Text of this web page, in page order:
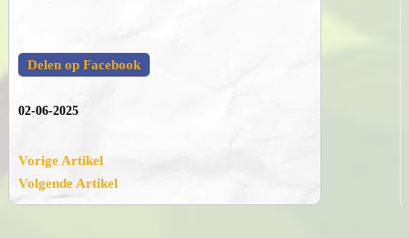
Delen op Facebook
02-06-2025
Vorige Artikel
Volgende Artikel